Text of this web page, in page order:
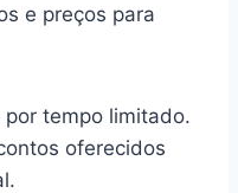
e preços para
por tempo limitado.
oferecidos